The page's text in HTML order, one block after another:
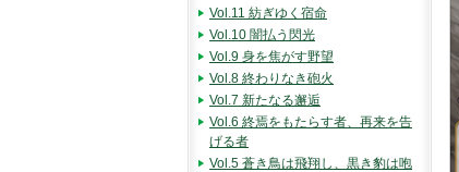
Vol.11 紡ぎゆく宿命
Vol.10 闇払う閃光
Vol.9 身を焦がす野望
Vol.8 終わりなき砲火
Vol.7 新たなる邂逅
Vol.6 終焉をもたらす者、再来を告
げる者
Vol.5 蒼き鳥は飛翔し、黒き豹は咆